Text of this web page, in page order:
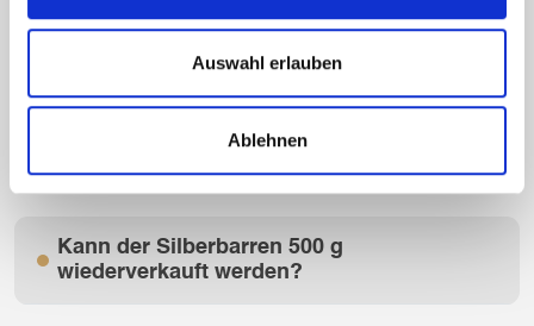
Auswahl erlauben
Ablehnen
Welche Vorteile bietet ein 500-g-
In welcher Form wird der Silberbarren
Kann der Silberbarren 500 g
wiederverkauft werden?